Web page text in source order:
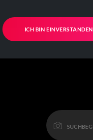
ICH BIN EINVERSTANDEN